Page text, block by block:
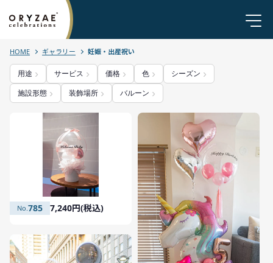
HOME ギャラリー 妊娠・出産祝い
用途 サービス 価格 色 シーズン
施設形態 装飾場所 バルーン
785 7,240円(税込)